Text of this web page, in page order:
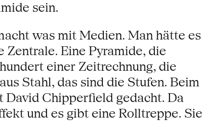
sein.
was mit Medien. Man hätte es
Zentrale. Eine Pyramide, die
einer Zeitrechnung, die
Stahl, das sind die Stufen. Beim
David Chipperfield gedacht. Da
und es gibt eine Rolltreppe. Sie